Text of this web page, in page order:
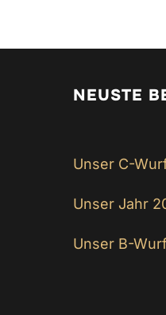
NEUSTE
Unser C-
Unser Jahr
Unser B-